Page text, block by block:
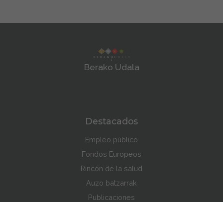
Berako Udala
Destacados
Empleo público
Fondos Europeos
Rincón de la salud
Auzo batzarrak
Publicaciones